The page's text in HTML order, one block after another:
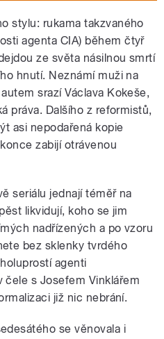
stylu: rukama takzvaného
agenta CIA) během čtyř
ze světa násilnou smrtí
hnutí. Neznámí muži na
srazí Václava Kokeše,
práva. Dalšího z reformistů,
asi nepodařená kopie
zabijí otrávenou
seriálu jednají téměř na
likvidují, koho se jim
nadřízených a po vzoru
bez sklenky tvrdého
agenti
s Josefem Vinklářem
již nic nebrání.
se věnovala i